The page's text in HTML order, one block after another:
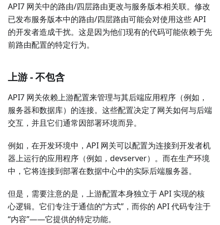
API7 网关中的路由/四层路由更改与服务版本相关联。修改
已发布服务版本中的路由/四层路由可能会对使用这些 API
的开发者造成干扰。这是因为他们现有的代码可能依赖于先
前路由配置的特定行为。
上游 - 不包含
API7 网关依赖上游配置来管理与其后端应用程序（例如，
服务器和数据库）的连接。这些配置决定了网关如何与后端
交互，并且它们通常因部署环境而异。
例如，在开发环境中，API 网关可以配置为连接到开发者机
器上运行的应用程序（例如，devserver）。而在生产环境
中，它将连接到部署在数据中心中的实际后端服务器。
但是，需要注意的是，上游配置本身独立于 API 实现的核
心逻辑。它们专注于通信的“方式”，而你的 API 代码专注于
“内容”——它提供的特定功能。